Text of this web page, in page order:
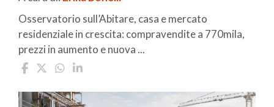
Osservatorio sull’Abitare, casa e mercato
residenziale in crescita: compravendite a 770mila,
prezzi in aumento e nuova ...